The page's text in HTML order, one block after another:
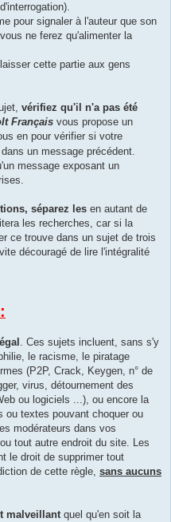
pour signaler à l'auteur que son
ne ferez qu'alimenter la
cette partie aux gens
vérifiez qu'il n'a pas été
Français vous propose un
en pour vérifier si votre
un message précédent.
message exposant un
séparez les en autant de
les recherches, car si la
ce trouve dans un sujet de trois
découragé de lire l'intégralité
. Ces sujets incluent, sans s'y
le racisme, le piratage
(P2P, Crack, Keygen, n° de
virus, détournement des
ou logiciels ...), ou encore la
ou textes pouvant choquer ou
modérateurs dans vos
tout autre endroit du site. Les
le droit de supprimer tout
de cette règle, sans aucuns
malveillantquel qu'en soit la